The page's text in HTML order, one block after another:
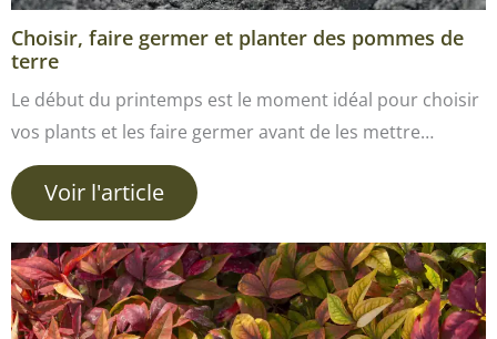
Choisir, faire germer et planter des pommes de
terre
Le début du printemps est le moment idéal pour choisir
vos plants et les faire germer avant de les mettre…
Voir l'article